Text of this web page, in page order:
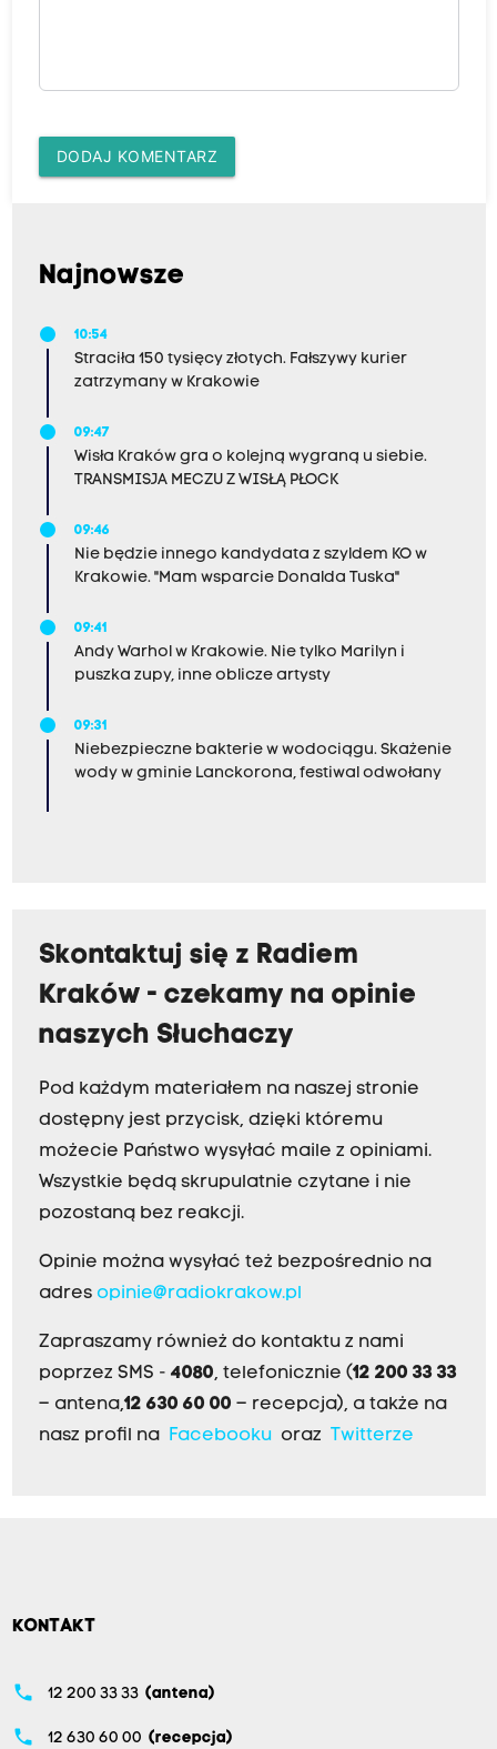
DODAJ KOMENTARZ
Najnowsze
10:54
Straciła 150 tysięcy złotych. Fałszywy kurier
zatrzymany w Krakowie
09:47
Wisła Kraków gra o kolejną wygraną u siebie.
TRANSMISJA MECZU Z WISŁĄ PŁOCK
09:46
Nie będzie innego kandydata z szyldem KO w
Krakowie. "Mam wsparcie Donalda Tuska"
09:41
Andy Warhol w Krakowie. Nie tylko Marilyn i
puszka zupy, inne oblicze artysty
09:31
Niebezpieczne bakterie w wodociągu. Skażenie
wody w gminie Lanckorona, festiwal odwołany
Skontaktuj się z Radiem
Kraków - czekamy na opinie
naszych Słuchaczy
Pod każdym materiałem na naszej stronie
dostępny jest przycisk, dzięki któremu
możecie Państwo wysyłać maile z opiniami.
Wszystkie będą skrupulatnie czytane i nie
pozostaną bez reakcji.
Opinie można wysyłać też bezpośrednio na
adres opinie@radiokrakow.pl
Zapraszamy również do kontaktu z nami
poprzez SMS - 4080, telefonicznie (12 200 33 33
– antena,12 630 60 00 – recepcja), a także na
nasz profil na Facebookuoraz Twitterze
KONTAKT
phone 12 200 33 33 (antena)
phone 12 630 60 00 (recepcja)